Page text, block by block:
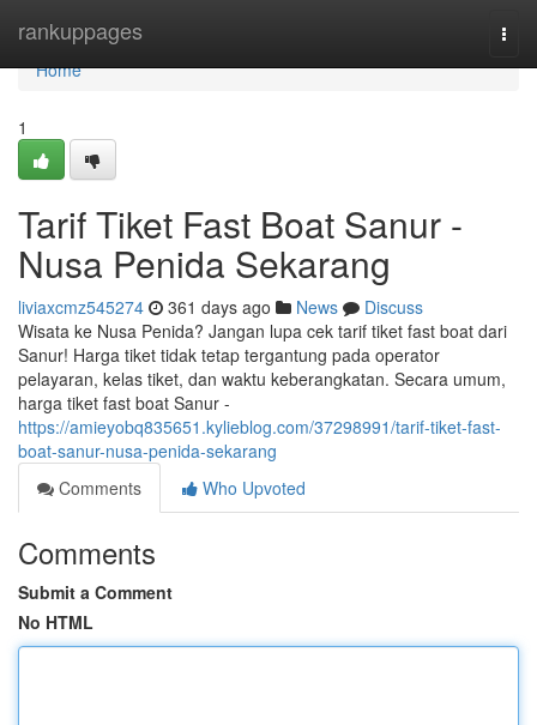
rankuppages
Home
Home
1
Tarif Tiket Fast Boat Sanur -
Nusa Penida Sekarang
liviaxcmz545274 361 days ago News
Discuss
Wisata ke Nusa Penida? Jangan lupa cek tarif tiket fast boat dari
Sanur! Harga tiket tidak tetap tergantung pada operator
pelayaran, kelas tiket, dan waktu keberangkatan. Secara umum,
harga tiket fast boat Sanur -
https://amieyobq835651.kylieblog.com/37298991/tarif-tiket-fast-
boat-sanur-nusa-penida-sekarang
Comments
Who Upvoted
Comments
Submit a Comment
No HTML